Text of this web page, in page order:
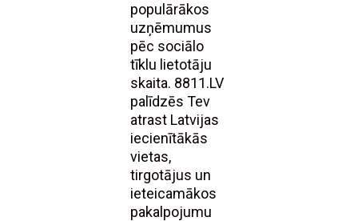
populārākos
uzņēmumus
pēc sociālo
tīklu lietotāju
skaita. 8811.LV
palīdzēs Tev
atrast Latvijas
iecienītākās
vietas,
tirgotājus un
ieteicamākos
pakalpojumu